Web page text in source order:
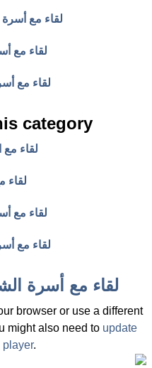
لقاء مع
لقاء مع
لقاء مع
category
لقاء مع
لقاء
لقاء مع
لقاء مع
لقاء مع أسرة
browser or use a different
might also need to update
player.